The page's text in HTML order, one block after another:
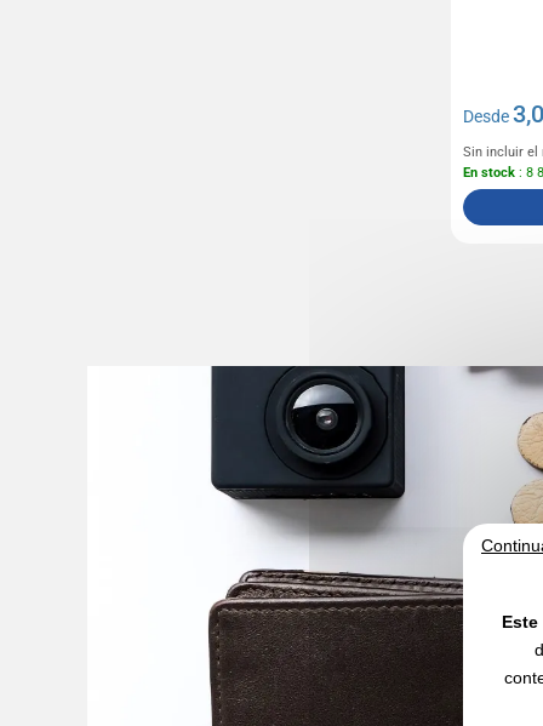
Desde
Sin incluir el
En stock : 8